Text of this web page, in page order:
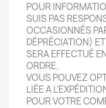
POUR
SUIS PAS
OCCASIONNÉS
DÉPRÉCIATION)
SERA EFFECTUÉ
ORDRE.
VOUS POUVEZ
LIÉE A
POUR VOTRE